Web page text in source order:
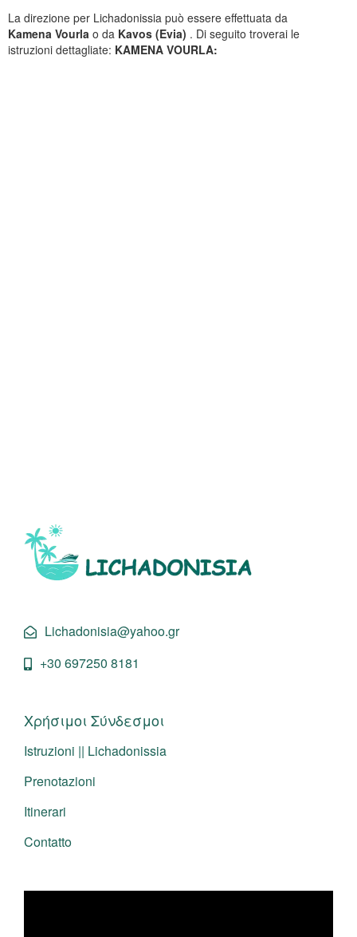
La direzione per Lichadonissia può essere effettuata da
Kamena Vourla o da Kavos (Evia) . Di seguito troverai le
istruzioni dettagliate: KAMENA VOURLA:
Lichadonisia@yahoo.gr
+30 697250 8181
Χρήσιμοι Σύνδεσμοι
Istruzioni || Lichadonissia
Prenotazioni
Itinerari
Contatto